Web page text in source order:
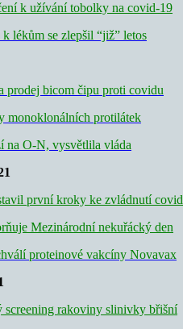
k užívání tobolky na covid-19
lékům se zlepšil “již” letos
prodej bicom čipu proti covidu
monoklonálních protilátek
na O-N, vysvětlila vláda
první kroky ke zvládnutí
Mezinárodní nekuřácký den
proteinové vakcíny Novavax
screening rakoviny slinivky břišní